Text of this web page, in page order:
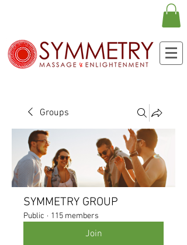
Groups
SYMMETRY GROUP
Public · 115 members
Join